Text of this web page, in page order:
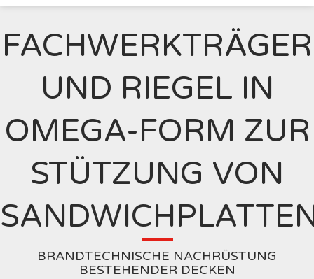
FACHWERKTRÄGER
UND RIEGEL IN
OMEGA-FORM ZUR
STÜTZUNG VON
BRANDTECHNISCHE NACHRÜSTUNG
BESTEHENDER DECKEN